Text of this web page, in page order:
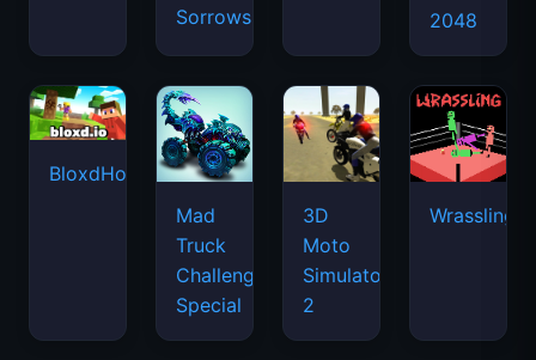
Sorrows
2048
BloxdHop.io
Mad
Truck
Challenge
Special
3D
Moto
Simulator
2
Wrassling